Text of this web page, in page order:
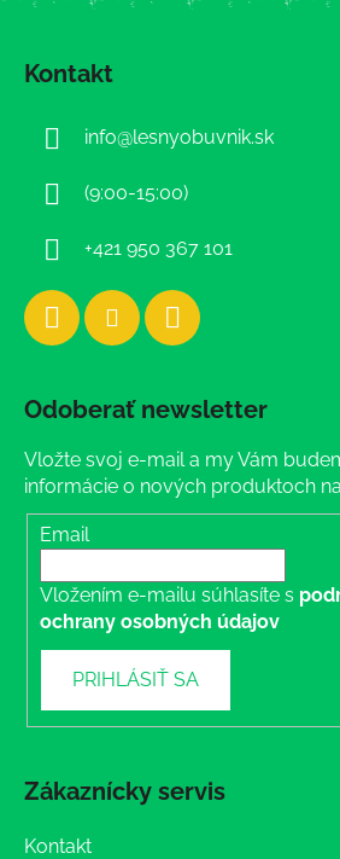
Kontakt
info@lesnyobuvnik.sk
(9:00-15:00)
+421 950 367 101
Odoberať newsletter
Vložte svoj e-mail a my Vám
informácie o nových produktoch
Email
Vložením e-mailu súhlasíte s
ochrany osobných údajov
PRIHLÁSIŤ SA
Zákaznícky servis
Kontakt